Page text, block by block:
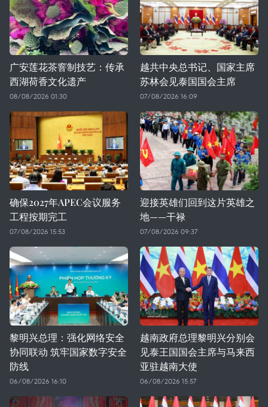
广安莲花茶窨制技艺：传承
西湖荷香文化遗产
08/08/2026 01:30
越共中央总书记、国家主席
苏林会见泰国国会主席
07/08/2026 16:09
确保2027年APEC会议服务
工程按期完工
07/08/2026 15:53
迎接英雄们回到这片英雄之
地——干禄
07/08/2026 09:37
黎明兴总理：强化网络安全
协同联动 筑牢国家数字安全
防线
06/08/2026 16:10
越南政府总理黎明兴分别会
见泰王国国会主席与马来西
亚驻越南大使
06/08/2026 15:57